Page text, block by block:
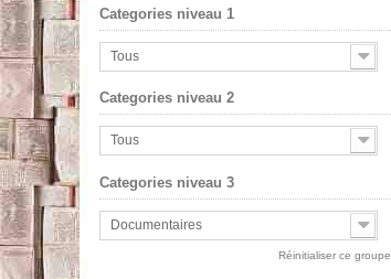
Categories niveau 1
Tous
Categories niveau 2
Tous
Categories niveau 3
Documentaires
Réinitialiser ce groupe